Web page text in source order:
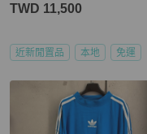
TWD 11,500
近新閒置品 本地 免運